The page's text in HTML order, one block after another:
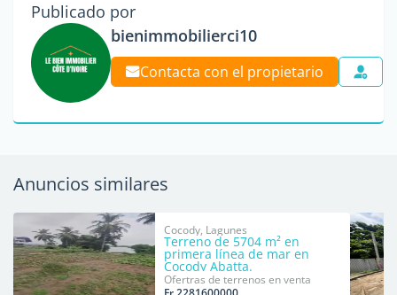
Publicado por
bienimmobilierci10
Contacta con el propietario
Anuncios similares
Cocody, Lagunes
Terreno de 5704 m² en
primera línea de mar en
Cocody Abatta.
Ofertras de terrenos en venta